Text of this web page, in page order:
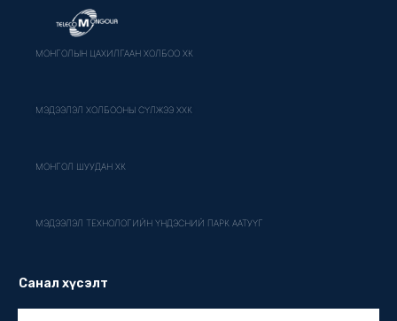
МОНГОЛЫН ЦАХИЛГААН ХОЛБОО ХК
МЭДЭЭЛЭЛ ХОЛБООНЫ СҮЛЖЭЭ ХХК
МОНГОЛ ШУУДАН ХК
МЭДЭЭЛЭЛ ТЕХНОЛОГИЙН ҮНДЭСНИЙ ПАРК ААТУҮГ
Санал хүсэлт